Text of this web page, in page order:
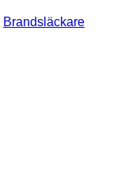
Brandsläckare